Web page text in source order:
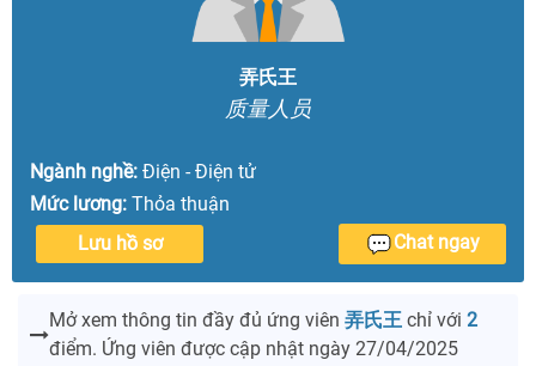
弄氏王
质量人员
Ngành nghề: Điện - Điện tử
Mức lương: Thỏa thuận
Lưu hồ sơ
Chat ngay
Mở xem thông tin đầy đủ ứng viên 弄氏王 chỉ với 2
điểm. Ứng viên được cập nhật ngày 27/04/2025